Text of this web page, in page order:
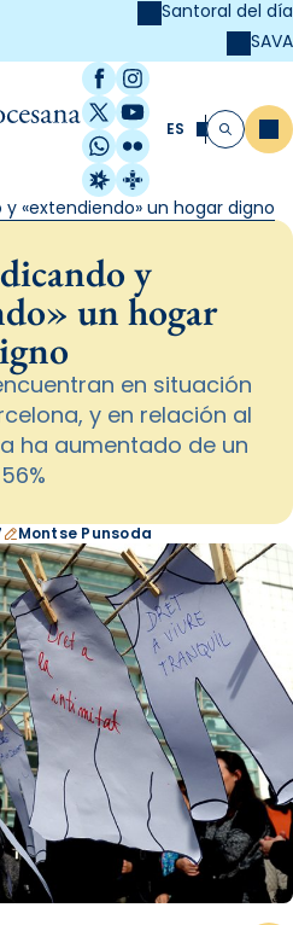
Santoral del día
SAVA
Facebook
Instagram
X / Twitter
YouTube
WhatsApp
Flickr
Radio Estel
Catalunya
ES Buscar
y «extendiendo» un hogar digno
y
un hogar
en situación
y en relación al
ha aumentado de un
56%
Montse Punsoda